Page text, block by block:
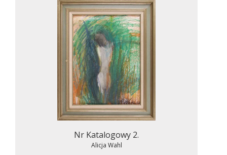
Nr Katalogowy 2.
Alicja Wahl